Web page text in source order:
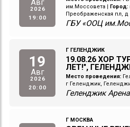
Авг
2026
19:00
им.Моссовета
Город:
Преображенская пл, д
ГБУ «ООЦ
19
Авг
2026
20:00
Г ГЕЛЕНДЖИК
19.08.26 ХОР
ЛЕТ!",
Место проведения:
г Геленджик,
Геленджик Арена
Г МОСКВА